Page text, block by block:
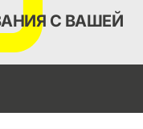
С ВАШЕЙ